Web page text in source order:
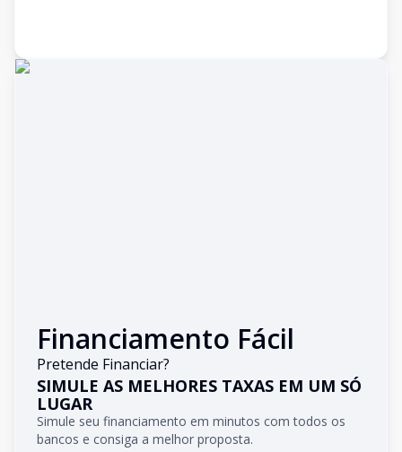
Financiamento Fácil
Pretende Financiar?
SIMULE AS MELHORES TAXAS EM UM SÓ
LUGAR
Simule seu financiamento em minutos com todos os
bancos e consiga a melhor proposta.